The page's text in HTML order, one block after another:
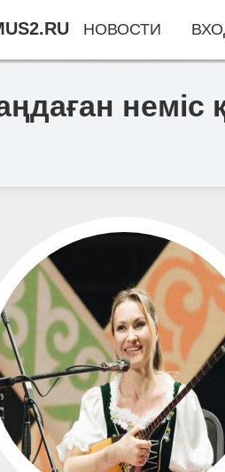
неміс
НОВОСТИ